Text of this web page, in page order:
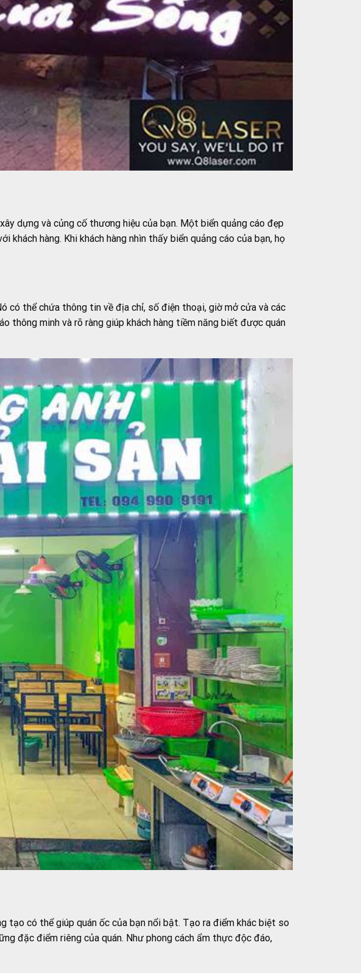
dựng và củng cố thương hiệu của bạn. Một biển quảng cáo đẹp
hàng. Khi khách hàng nhìn thấy biển quảng cáo của bạn, họ
có thể chứa thông tin về địa chỉ, số điện thoại, giờ mở cửa và các
thông minh và rõ ràng giúp khách hàng tiềm năng biết được quán
tạo có thể giúp quán ốc của bạn nổi bật. Tạo ra điểm khác biệt so
đặc điểm riêng của quán. Như phong cách ẩm thực độc đáo,